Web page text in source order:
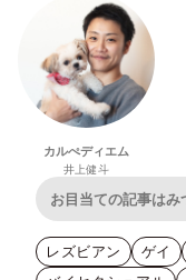
カルぺディエム
井上健斗
レズビアン ゲイ